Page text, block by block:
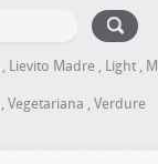
, Lievito Madre , Light ,
, Vegetariana , Verdure